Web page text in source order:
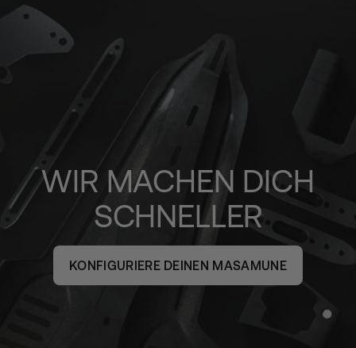
WIR MACHEN DICH
SCHNELLER
KONFIGURIERE DEINEN MASAMUNE